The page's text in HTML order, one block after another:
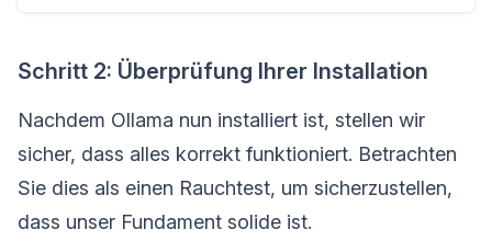
Schritt 2: Überprüfung Ihrer Installation
Nachdem Ollama nun installiert ist, stellen wir
sicher, dass alles korrekt funktioniert. Betrachten
Sie dies als einen Rauchtest, um sicherzustellen,
dass unser Fundament solide ist.